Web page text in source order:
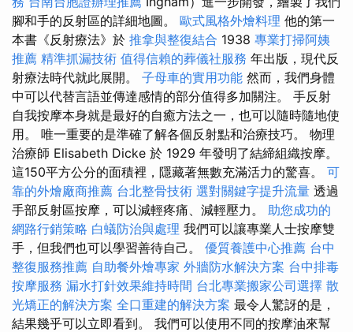
腳和手的反射區的詳細地圖。 歐式風格外燴料理 他的第一
本書《反射療法》於 推拿與整復結合 1938 專業打掃阿姨
推薦 精準抓漏技術 值得信賴的葬儀社服務 年出版，現代反
射療法時代就此展開。 子母車的實用功能 然而，我們身體
中可以代替言語並傳達感情的部分值得多加關注。 手反射
自我按摩本身就是最好的自癒方法之一，也可以隨時隨地使
用。 唯一重要的是準確了解各個反射點和治療技巧。 物理
治療師 Elisabeth Dicke 於 1929 年發明了結締組織按摩。
這150平方公分的面積裡，隱藏著無數充滿活力的驚喜。 可
靠的外燴廠商推薦 台北整骨技術 選對關鍵字提升流量 透過
手部反射區按摩，可以減輕疼痛、減輕壓力。 助您成功的
網路行銷策略 白蟻防治與處理 我們可以讓專業人士按摩雙
手，但我們也可以學習善待自己。 優質養護中心推薦 台中
整復服務推薦 自助餐外燴專家 外牆防水解決方案 台中排毒
按摩服務 漏水打針效果維持時間 台北專業搬家公司選擇 散
光矯正的解決方案 全口重建的解決方案 最令人驚訝的是，
結果幾乎可以立即看到。 我們可以使用不同的按摩油來幫